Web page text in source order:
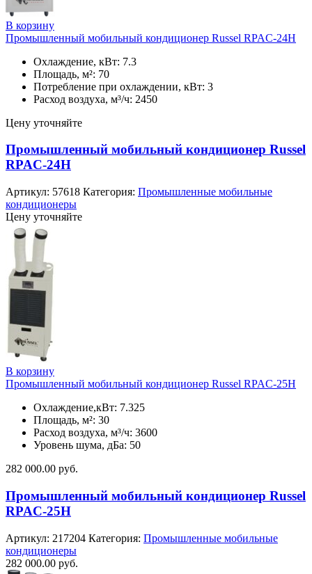
В корзину
Промышленный мобильный кондиционер Russel RPAC-24H
Охлаждение, кВт: 7.3
Площадь, м²: 70
Потребление при охлаждении, кВт: 3
Расход воздуха, м³/ч: 2450
Цену уточняйте
Промышленный мобильный кондиционер Russel
RPAC-24H
Артикул: 57618 Категория: Промышленные мобильные
кондиционеры
Цену уточняйте
В корзину
Промышленный мобильный кондиционер Russel RPAC-25H
Охлаждение,кВт: 7.325
Площадь, м²: 30
Расход воздуха, м³/ч: 3600
Уровень шума, дБа: 50
282 000.00 руб.
Промышленный мобильный кондиционер Russel
RPAC-25H
Артикул: 217204 Категория: Промышленные мобильные
кондиционеры
282 000.00 руб.